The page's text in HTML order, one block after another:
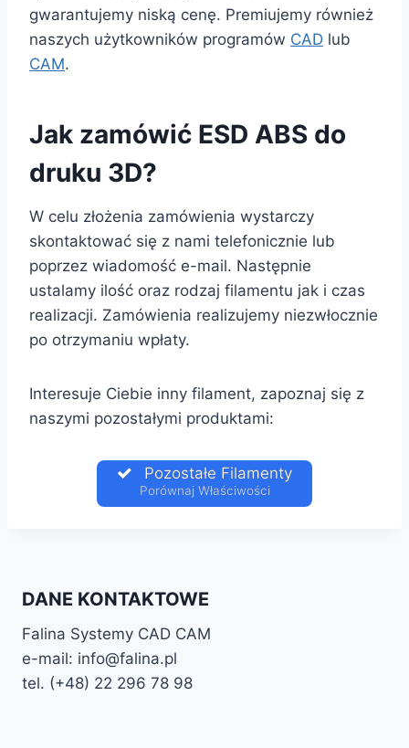
gwarantujemy niską cenę. Premiujemy również
naszych użytkowników programów CAD lub
CAM.
Jak zamówić ESD ABS do
druku 3D?
W celu złożenia zamówienia wystarczy
skontaktować się z nami telefonicznie lub
poprzez wiadomość e-mail. Następnie
ustalamy ilość oraz rodzaj filamentu jak i czas
realizacji. Zamówienia realizujemy niezwłocznie
po otrzymaniu wpłaty.
Interesuje Ciebie inny filament, zapoznaj się z
naszymi pozostałymi produktami:
Pozostałe Filamenty
Porównaj Właściwości
DANE KONTAKTOWE
Falina Systemy CAD CAM
e-mail: info@falina.pl
tel. (+48) 22 296 78 98